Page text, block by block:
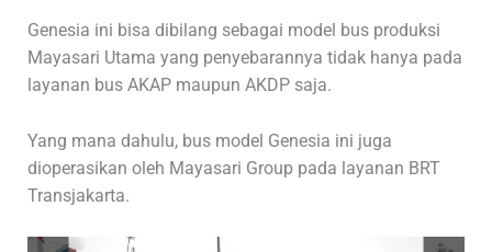
Genesia ini bisa dibilang sebagai model bus produksi
Mayasari Utama yang penyebarannya tidak hanya pada
layanan bus AKAP maupun AKDP saja.
Yang mana dahulu, bus model Genesia ini juga
dioperasikan oleh Mayasari Group pada layanan BRT
Transjakarta.